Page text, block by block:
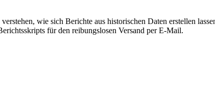
wie sich Berichte aus historischen Daten erstellen
für den reibungslosen Versand per E-Mail.